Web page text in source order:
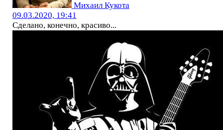
Михаил Кукота
09.03.2020, 19:41
Сделано, конечно, красиво...